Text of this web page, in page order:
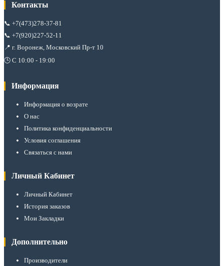
Контакты
📞 +7(473)278-37-81
📞 +7(920)227-52-11
📍 г. Воронеж, Московский Пр-т 10
🕒 С 10:00 - 19:00
Информация
Информация о возрате
О нас
Политика конфиденциальности
Условия соглашения
Связаться с нами
Личный Кабинет
Личный Кабинет
История заказов
Мои Закладки
Дополнительно
Производители